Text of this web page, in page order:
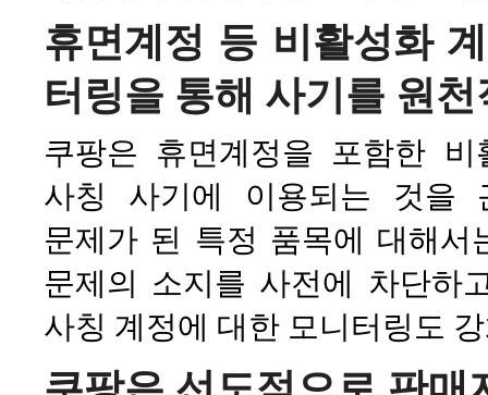
휴면계정 등 비활성화
터링을 통해 사기를 원
쿠팡은 휴면계정을 포함한
사칭 사기에 이용되는 것을
문제가 된 특정 품목에 대해
문제의 소지를 사전에 차단하
사칭 계정에 대한 모니터링도